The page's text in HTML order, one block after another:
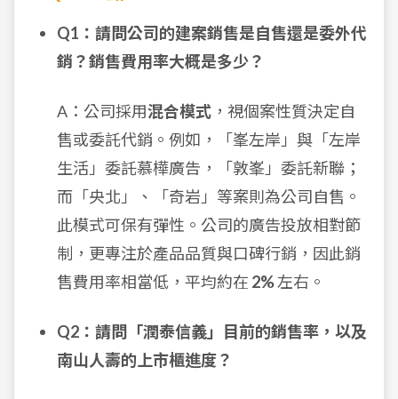
Q1：請問公司的建案銷售是自售還是委外代
銷？銷售費用率大概是多少？
A：公司採用混合模式 ，視個案性質決定自
售或委託代銷。例如，「峯左岸」與「左岸
生活」委託慕樺廣告，「敦峯」委託新聯；
而「央北」、「奇岩」等案則為公司自售。
此模式可保有彈性。公司的廣告投放相對節
制，更專注於產品品質與口碑行銷，因此銷
售費用率相當低，平均約在 2%左右。
Q2：請問「潤泰信義」目前的銷售率，以及
南山人壽的上市櫃進度？